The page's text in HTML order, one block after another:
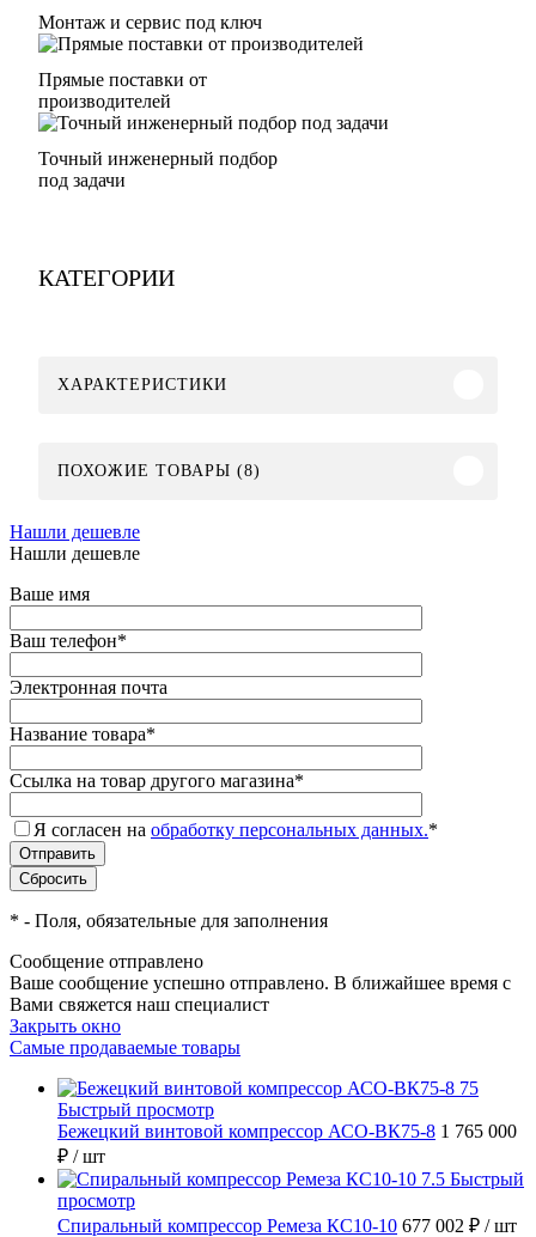
Монтаж и сервис под ключ
Прямые поставки от
производителей
Точный инженерный подбор
под задачи
КАТЕГОРИИ
ХАРАКТЕРИСТИКИ
ПОХОЖИЕ ТОВАРЫ (8)
Нашли дешевле
Нашли дешевле
Ваше имя
Ваш телефон*
Электронная почта
Название товара*
Ссылка на товар другого магазина*
Я согласен на обработку персональных данных.*
* - Поля, обязательные для заполнения
Сообщение отправлено
Ваше сообщение успешно отправлено. В ближайшее время с
Вами свяжется наш специалист
Закрыть окно
Самые продаваемые товары
Быстрый просмотр
Бежецкий винтовой компрессор АСО-ВК75-8 1 765 000
₽ / шт
Быстрый
просмотр
Спиральный компрессор Ремеза КС10-10 677 002 ₽ / шт